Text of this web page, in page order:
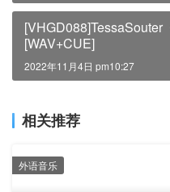
[VHGD088]TessaSouter
[WAV+CUE]
2022年11月4日 pm10:27
相关推荐
外语音乐